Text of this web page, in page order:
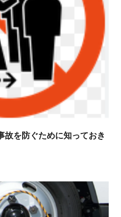
故を防ぐために知っておき